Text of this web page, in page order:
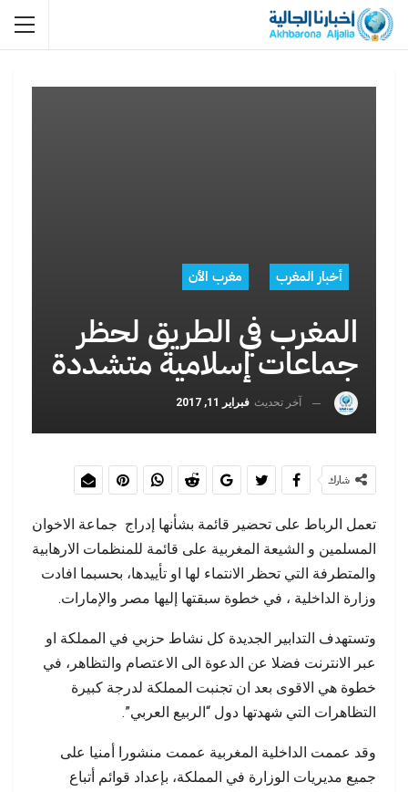
أخبار المغرب مغرب الأن
المغرب في الطريق لحظر
جماعات إسلامية متشددة
آخر تحديث فبراير 11, 2017
شارك
تعمل الرباط على تحضير قائمة بشأنها إدراج جماعة الاخوان
المسلمين و الشيعة المغربية على قائمة للمنظمات الارهابية
والمتطرفة التي تحظر الانتماء لها او تأييدها، بحسبما افادت
وزارة الداخلية ، في خطوة سبقتها إليها مصر والإمارات.
وتستهدف التدابير الجديدة كل نشاط حزبي في المملكة او
عبر الانترنت فضلا عن الدعوة الى الاعتصام والتظاهر، في
خطوة هي الاقوى بعد ان تجنبت المملكة لدرجة كبيرة
التظاهرات التي شهدتها دول “الربيع العربي”.
وقد عممت الداخلية المغربية عممت منشورا أمنيا على
جميع مديريات الوزارة في المملكة، بإعداد قوائم أتباع